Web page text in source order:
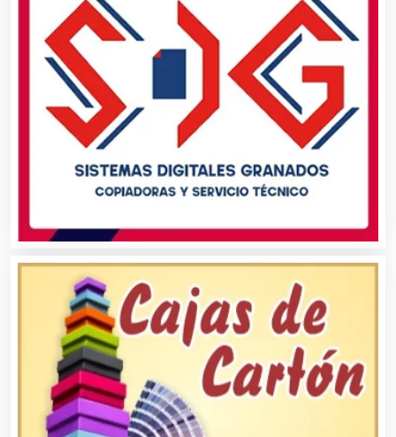
Artesanías
Artículos de Oficina
Artículos de Piel
Artículos Deportivos
Artículos Importados
Artículos para el Hogar
Artículos para Regalos